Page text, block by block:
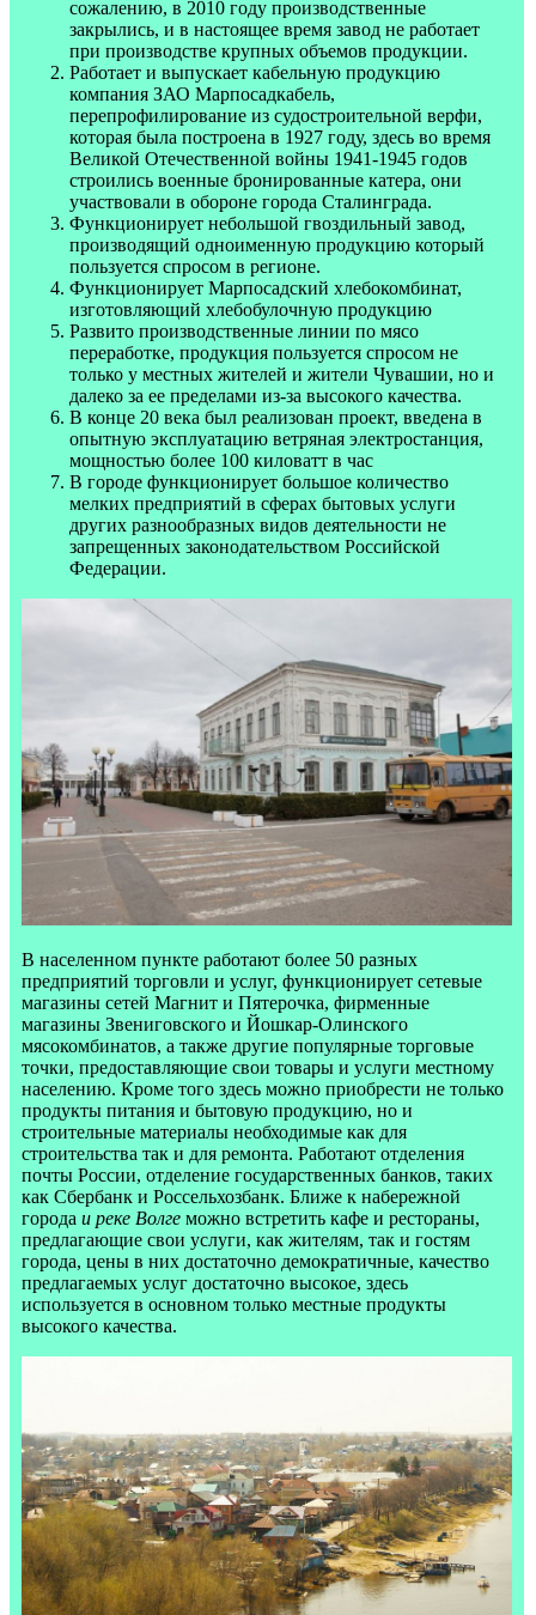
сожалению, в 2010 году производственные
закрылись, и в настоящее время завод не работает
при производстве крупных объемов продукции.
Работает и выпускает кабельную продукцию
компания ЗАО Марпосадкабель,
перепрофилирование из судостроительной верфи,
которая была построена в 1927 году, здесь во время
Великой Отечественной войны 1941-1945 годов
строились военные бронированные катера, они
участвовали в обороне города Сталинграда.
Функционирует небольшой гвоздильный завод,
производящий одноименную продукцию который
пользуется спросом в регионе.
Функционирует Марпосадский хлебокомбинат,
изготовляющий хлебобулочную продукцию
Развито производственные линии по мясо
переработке, продукция пользуется спросом не
только у местных жителей и жители Чувашии, но и
далеко за ее пределами из-за высокого качества.
В конце 20 века был реализован проект, введена в
опытную эксплуатацию ветряная электростанция,
мощностью более 100 киловатт в час
В городе функционирует большое количество
мелких предприятий в сферах бытовых услуги
других разнообразных видов деятельности не
запрещенных законодательством Российской
Федерации.
В населенном пункте работают более 50 разных
предприятий торговли и услуг, функционирует сетевые
магазины сетей Магнит и Пятерочка, фирменные
магазины Звениговского и Йошкар-Олинского
мясокомбинатов, а также другие популярные торговые
точки, предоставляющие свои товары и услуги местному
населению. Кроме того здесь можно приобрести не только
продукты питания и бытовую продукцию, но и
строительные материалы необходимые как для
строительства так и для ремонта. Работают отделения
почты России, отделение государственных банков, таких
как Сбербанк и Россельхозбанк. Ближе к набережной
города и реке Волге можно встретить кафе и рестораны,
предлагающие свои услуги, как жителям, так и гостям
города, цены в них достаточно демократичные, качество
предлагаемых услуг достаточно высокое, здесь
используется в основном только местные продукты
высокого качества.